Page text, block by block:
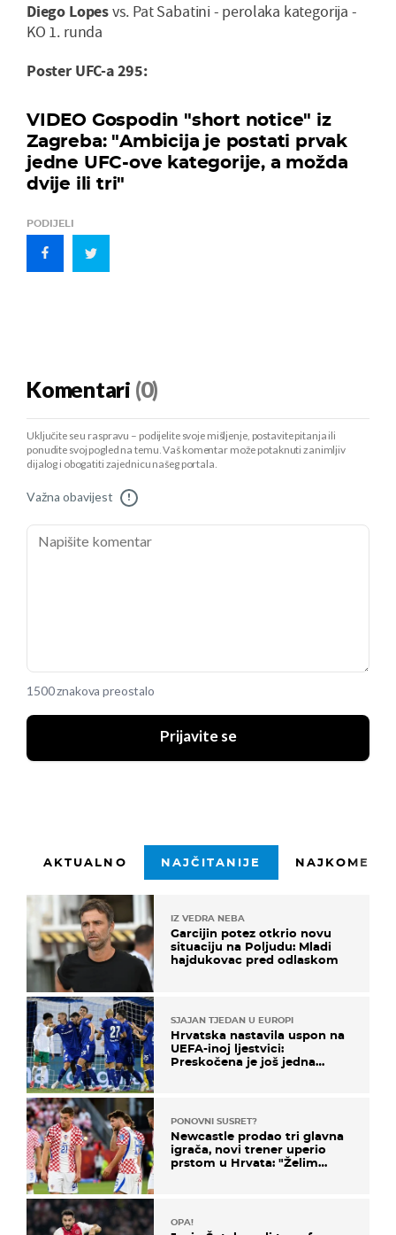
Diego Lopesvs. Pat Sabatini - perolaka kategorija -
KO 1. runda
Poster UFC-a 295:
VIDEO Gospodin "short notice" iz
Zagreba: "Ambicija je postati prvak
jedne UFC-ove kategorije, a možda
dvije ili tri"
PODIJELI
Komentari (0)
Uključite se u raspravu – podijelite svoje mišljenje, postavite pitanja ili
ponudite svoj pogled na temu. Vaš komentar može potaknuti zanimljiv
dijalog i obogatiti zajednicu našeg portala.
Važna obavijest !
1500 znakova preostalo
Prijavite se
AKTUALNO NAJČITANIJE
IZ VEDRA NEBA
Garcijin potez otkrio novu
situaciju na Poljudu: Mladi
hajdukovac pred odlaskom
SJAJAN TJEDAN U EUROPI
Hrvatska nastavila uspon na
UEFA-inoj ljestvici:
Preskočena je još jedna
PONOVNI SUSRET?
Newcastle prodao tri glavna
igrača, novi trener uperio
prstom u Hrvata: "Želim
OPA!